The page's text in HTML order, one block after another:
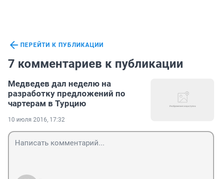
ПЕРЕЙТИ К ПУБЛИКАЦИИ
7 комментариев к публикации
Медведев дал неделю на
разработку предложений по
чартерам в Турцию
10 июля 2016, 17:32